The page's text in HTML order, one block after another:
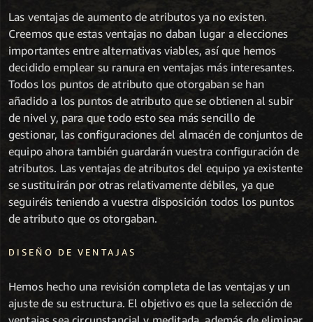
Las ventajas de aumento de atributos ya no existen.
Creemos que estas ventajas no daban lugar a elecciones
importantes entre alternativas viables, así que hemos
decidido emplear su ranura en ventajas más interesantes.
Todos los puntos de atributo que otorgaban se han
añadido a los puntos de atributo que se obtienen al subir
de nivel y, para que todo esto sea más sencillo de
gestionar, las configuraciones del almacén de conjuntos de
equipo ahora también guardarán vuestra configuración de
atributos. Las ventajas de atributos del equipo ya existente
se sustituirán por otras relativamente débiles, ya que
seguiréis teniendo a vuestra disposición todos los puntos
de atributo que os otorgaban.
DISEÑO DE VENTAJAS
Hemos hecho una revisión completa de las ventajas y un
ajuste de su estructura. El objetivo es que la selección de